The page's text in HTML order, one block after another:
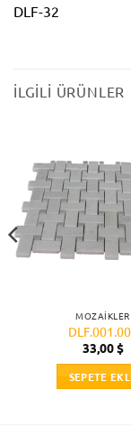
DLF-32
İLGILI ÜRÜNLER
MOZAIKLER
33,00$
SEPETE